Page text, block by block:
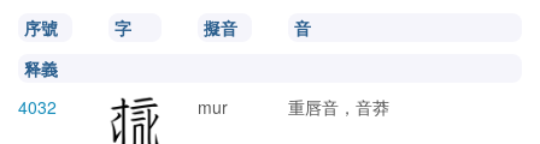
序號
字 擬音
音
释義
4032
mur 重唇音，音莽